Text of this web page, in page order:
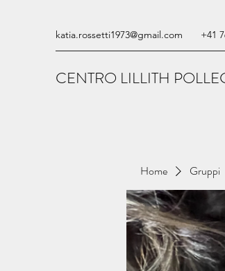
katia.rossetti1973@gmail.com +41
CENTRO LILLITH
Home Gruppi